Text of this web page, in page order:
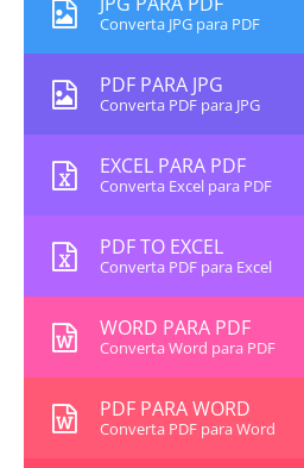
Converta JPG para PDF
PDF PARA JPG
Converta PDF para JPG
EXCEL PARA PDF
Converta Excel para PDF
PDF TO EXCEL
Converta PDF para Excel
WORD PARA PDF
Converta Word para PDF
PDF PARA WORD
Converta PDF para Word